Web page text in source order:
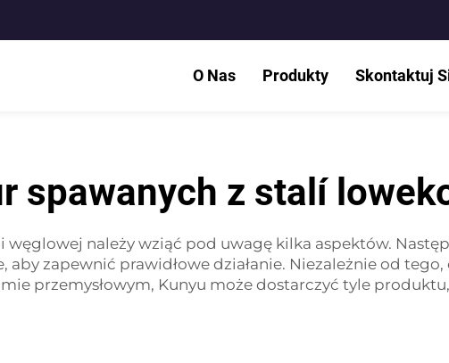
O Nas Produkty Skontaktuj
spawanych z stalí
węglowej należy wziąć pod uwagę kilka aspektów.
zapewnić prawidłowe działanie. Niezależnie od tego,
przemysłowym, Kunyu może dostarczyć tyle